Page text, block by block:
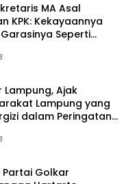
MA Asal
KPK: Kekayaannya
Seperti
Lampung, Ajak
Lampung yang
dalam Peringatan
Partai Golkar